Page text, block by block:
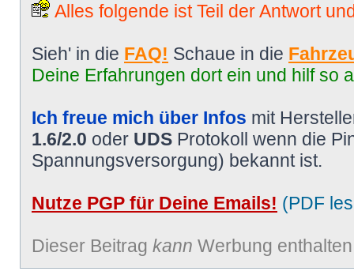
Alles folgende ist Teil der Antwort
Sieh' in die FAQ! Schaue in die
Deine Erfahrungen dort ein und hilf so
Ich freue mich über Infos mit
1.6/2.0 oder UDS Protokoll wenn die
Spannungsversorgung) bekannt ist.
Nutze PGP für Deine Emails! (PDF
Dieser Beitrag kann Werbung